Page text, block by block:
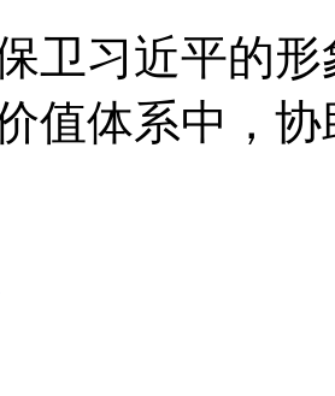
卫习近平的
值体系中，